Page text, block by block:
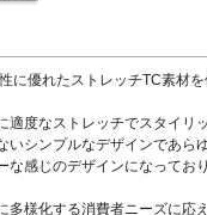
に優れたストレッチTC素材
適度なストレッチでスタイリ
いシンプルなデザインであら
な感じのデザインになってお
様化する消費者ニーズに応